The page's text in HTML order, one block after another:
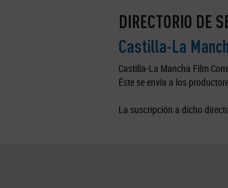
DIRECTORIO DE
Castilla-La
Castilla-La Mancha Film
Éste se envía a los
La suscripción a dicho